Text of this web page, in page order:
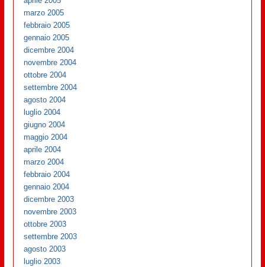
marzo 2005
febbraio 2005
gennaio 2005
dicembre 2004
novembre 2004
ottobre 2004
settembre 2004
agosto 2004
luglio 2004
giugno 2004
maggio 2004
aprile 2004
marzo 2004
febbraio 2004
gennaio 2004
dicembre 2003
novembre 2003
ottobre 2003
settembre 2003
agosto 2003
luglio 2003